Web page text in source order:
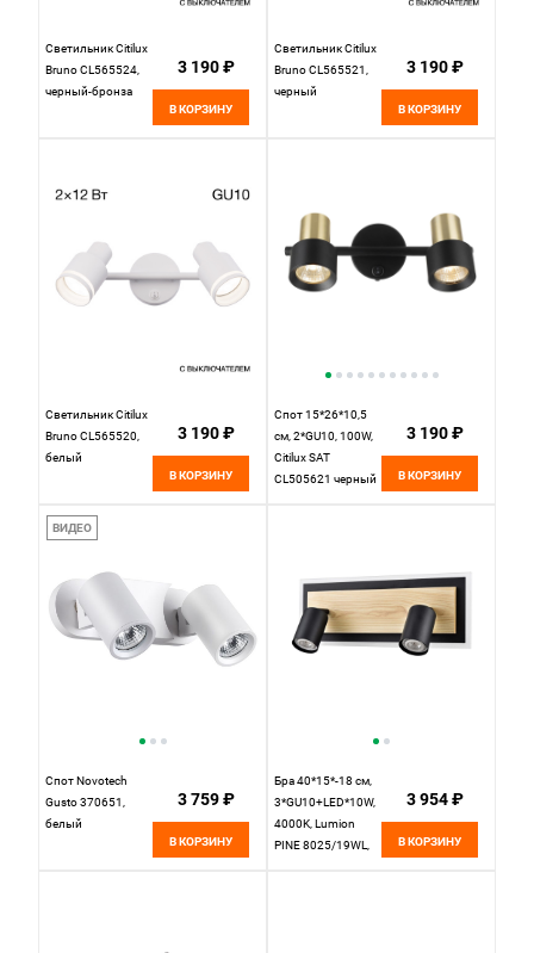
Светильник Citilux
Bruno CL565524,
черный-бронза
3 190 ₽
В КОРЗИНУ
Светильник Citilux
Bruno CL565521,
черный
3 190 ₽
В КОРЗИНУ
Светильник Citilux
Bruno CL565520,
белый
3 190 ₽
В КОРЗИНУ
Спот 15*26*10,5
см, 2*GU10, 100W,
Citilux SAT
CL505621 черный
3 190 ₽
В КОРЗИНУ
ВИДЕО
Спот Novotech
Gusto 370651,
белый
3 759 ₽
В КОРЗИНУ
Бра 40*15*-18 см,
3*GU10+LED*10W,
4000K, Lumion
PINE 8025/19WL,
3 954 ₽
В КОРЗИНУ